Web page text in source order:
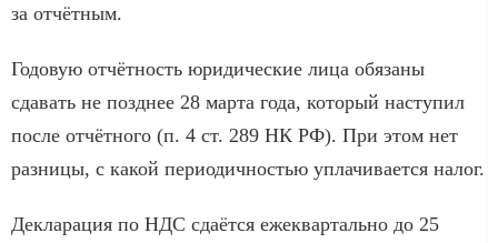
за отчётным.
Годовую отчётность юридические лица обязаны
сдавать не позднее 28 марта года, который наступил
после отчётного (п. 4 ст. 289 НК РФ). При этом нет
разницы, с какой периодичностью уплачивается налог.
Декларация по НДС сдаётся ежеквартально до 25